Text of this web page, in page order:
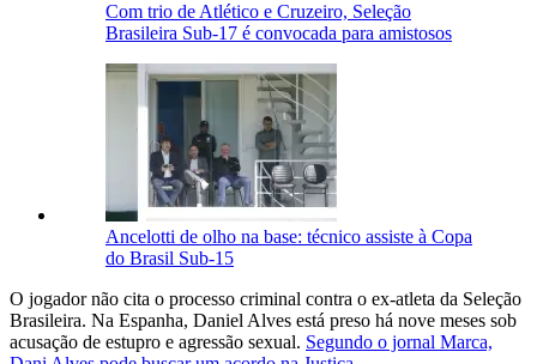
Com trio de Atlético e Cruzeiro, Seleção
Brasileira Sub-17 é convocada para amistosos
Ancelotti de olho na base: técnico assiste à Copa
do Brasil Sub-15
O jogador não cita o processo criminal contra o ex-atleta da Seleção
Brasileira. Na Espanha, Daniel Alves está preso há nove meses sob
acusação de estupro e agressão sexual. Segundo o jornal Marca,